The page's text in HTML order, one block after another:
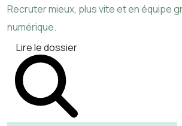
Recruter mieux, plus vite et en équipe
numérique.
Lire le dossier